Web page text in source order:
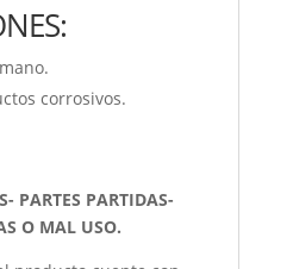
corrosivos.
PARTES PARTIDAS-
O MAL USO.